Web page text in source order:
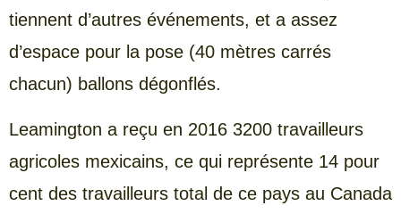
tiennent d’autres événements, et a assez
d’espace pour la pose (40 mètres carrés
chacun) ballons dégonflés.
Leamington a reçu en 2016 3200 travailleurs
agricoles mexicains, ce qui représente 14 pour
cent des travailleurs total de ce pays au Canada